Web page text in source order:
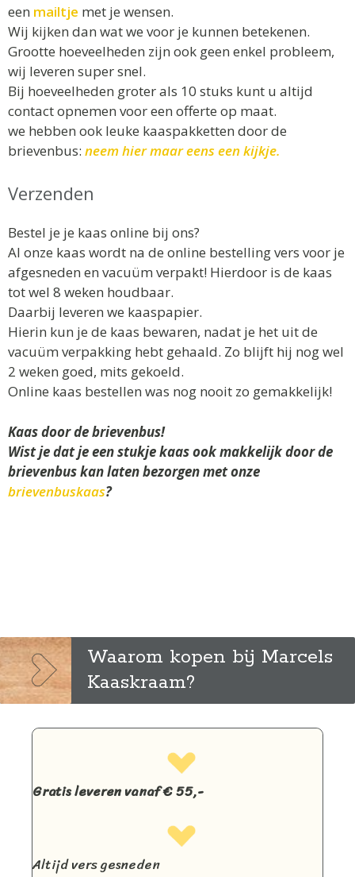
een mailtje met je wensen.
Wij kijken dan wat we voor je kunnen betekenen.
Grootte hoeveelheden zijn ook geen enkel probleem,
wij leveren super snel.
Bij hoeveelheden groter als 10 stuks kunt u altijd
contact opnemen voor een offerte op maat.
we hebben ook leuke kaaspakketten door de
brievenbus: neem hier maar eens een kijkje.
Verzenden
Bestel je je kaas online bij ons?
Al onze kaas wordt na de online bestelling vers voor je
afgesneden en vacuüm verpakt! Hierdoor is de kaas
tot wel 8 weken houdbaar.
Daarbij leveren we kaaspapier.
Hierin kun je de kaas bewaren, nadat je het uit de
vacuüm verpakking hebt gehaald. Zo blijft hij nog wel
2 weken goed, mits gekoeld.
Online kaas bestellen was nog nooit zo gemakkelijk!
Kaas door de brievenbus!
Wist je dat je een stukje kaas ook makkelijk door de
brievenbus kan laten bezorgen met onze
brievenbuskaas?
Waarom kopen bij Marcels
Kaaskraam?
Gratis leveren vanaf € 55,-
Altijd vers gesneden